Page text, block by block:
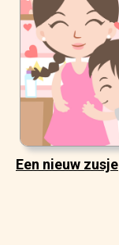
Een nieuw zusje